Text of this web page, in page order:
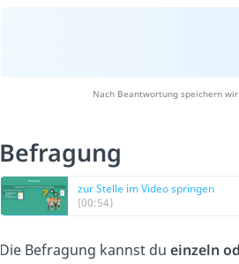
Nach Beantwortung speichern
Befragung
zur Stelle im Video springen
(00:54)
Die Befragung kannst du einzeln